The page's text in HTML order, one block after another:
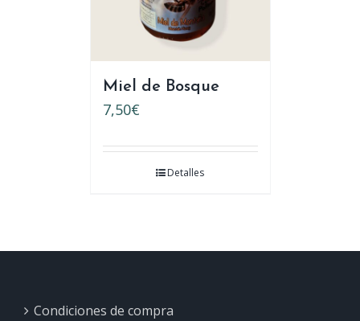
Miel de Bosque
7,50€
Detalles
Condiciones de compra